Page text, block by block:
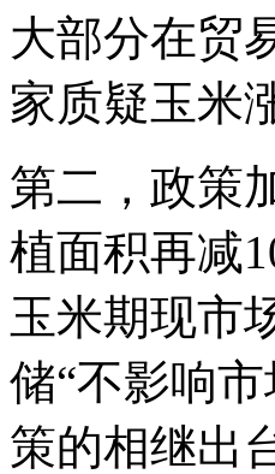
大部分在贸
家质疑玉米
第二，政策
植面积再减
玉米期现市
储“不影响
策的相继出